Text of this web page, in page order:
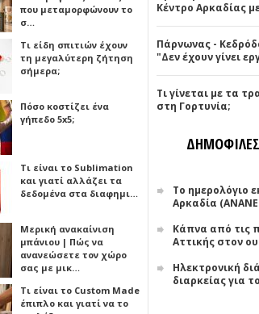
που μεταμορφώνουν το
σ…
Τι είδη σπιτιών έχουν
τη μεγαλύτερη ζήτηση
σήμερα;
Πόσο κοστίζει ένα
γήπεδο 5x5;
Τι είναι το Sublimation
και γιατί αλλάζει τα
δεδομένα στα διαφημι…
Μερική ανακαίνιση
μπάνιου | Πώς να
ανανεώσετε τον χώρο
σας με μικ…
Τι είναι το Custom Made
έπιπλο και γιατί να το
Κέντρο Αρκαδίας
Πάρνωνας -
"Δεν έχουν γίνει
Τι γίνεται με τα
στη Γορτυνία;
Το ημερολόγιο
Αρκαδία
Κάπνα από τις
Αττικής στον
Ηλεκτρονική
διαρκείας για